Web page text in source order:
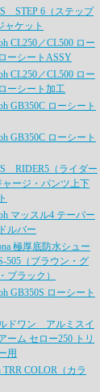
STEP 6（ステップ
ャケット
CL250／CL500 ロー
ーシートASSY
CL250／CL500 ロー
ーシート加工
GB350C ローシート
GB350C ローシート
RIDER5（ライダー
ャージ・パンツ上下
マッスル4 テーパー
ルバー
極厚底防水シュー
505（ブラウン・グ
ブラック）
GB350S ローシート
ドワン アルミスイ
ーム セロー250 トリ
用
TRR COLOR（カラ